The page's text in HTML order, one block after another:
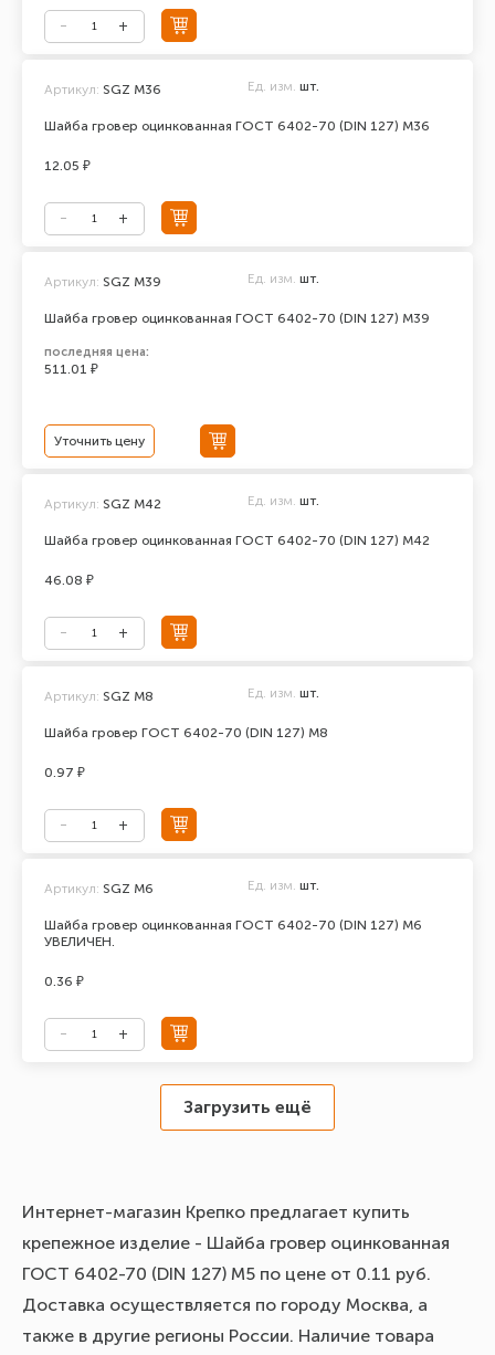
Шайба гровер оцинкованная ГОСТ 6402-70 (DIN 127) М36
Артикул: SGZ М36 Ед. изм. шт.
12.05 ₽
Шайба гровер оцинкованная ГОСТ 6402-70 (DIN 127) М39
Артикул: SGZ М39 Ед. изм. шт.
последняя цена:
511.01 ₽
Уточнить цену
Шайба гровер оцинкованная ГОСТ 6402-70 (DIN 127) М42
Артикул: SGZ М42 Ед. изм. шт.
46.08 ₽
Шайба гровер ГОСТ 6402-70 (DIN 127) М8
Артикул: SGZ M8 Ед. изм. шт.
0.97 ₽
Шайба гровер оцинкованная ГОСТ 6402-70 (DIN 127) М6
УВЕЛИЧЕН.
Артикул: SGZ M6 Ед. изм. шт.
0.36 ₽
Загрузить ещё
Интернет-магазин Крепко предлагает купить
крепежное изделие - Шайба гровер оцинкованная
ГОСТ 6402-70 (DIN 127) М5 по цене от 0.11 руб.
Доставка осуществляется по городу Москва, а
также в другие регионы России. Наличие товара